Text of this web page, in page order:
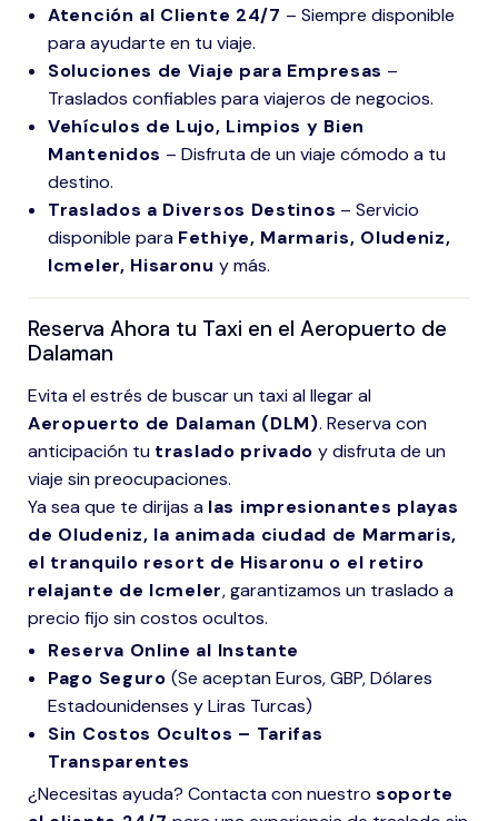
Atención al Cliente 24/7 – Siempre disponible
para ayudarte en tu viaje.
Soluciones de Viaje para Empresas –
Traslados confiables para viajeros de negocios.
Vehículos de Lujo, Limpios y Bien
Mantenidos – Disfruta de un viaje cómodo a tu
destino.
Traslados a Diversos Destinos – Servicio
disponible para Fethiye, Marmaris, Oludeniz,
Icmeler, Hisaronu y más.
Reserva Ahora tu Taxi en el Aeropuerto de
Dalaman
Evita el estrés de buscar un taxi al llegar al
Aeropuerto de Dalaman (DLM). Reserva con
anticipación tu traslado privado y disfruta de un
viaje sin preocupaciones.
Ya sea que te dirijas a las impresionantes playas
de Oludeniz, la animada ciudad de Marmaris,
el tranquilo resort de Hisaronu o el retiro
relajante de Icmeler, garantizamos un traslado a
precio fijo sin costos ocultos.
Reserva Online al Instante
Pago Seguro (Se aceptan Euros, GBP, Dólares
Estadounidenses y Liras Turcas)
Sin Costos Ocultos – Tarifas
Transparentes
¿Necesitas ayuda? Contacta con nuestro soporte